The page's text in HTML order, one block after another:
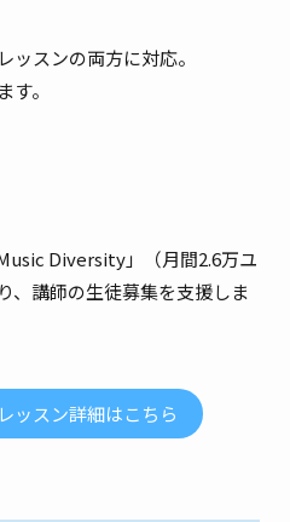
ッスンの両方に対応。
。
Diversity」（月間2.6万ユ
、講師の生徒募集を支援しま
ッスン詳細はこちら